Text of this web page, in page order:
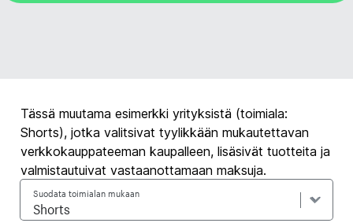
Tässä muutama esimerkki yrityksistä (toimiala:
Shorts), jotka valitsivat tyylikkään mukautettavan
verkkokauppateeman kaupalleen, lisäsivät tuotteita ja
valmistautuivat vastaanottamaan maksuja.
Suodata toimialan mukaan